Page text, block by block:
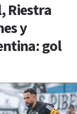
Riestra
y
gol